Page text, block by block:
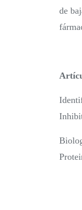
de